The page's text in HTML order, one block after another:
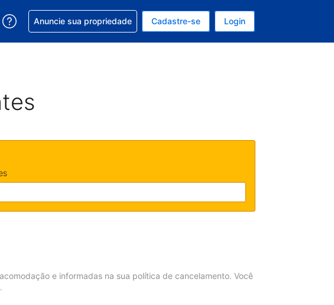
Atualmente, sua moeda é: Dólar americano
seu idioma. Atualmente, seu idioma é: Português (Brasil)
Receber ajuda com sua reserva
Anuncie sua propriedade Cadastre-se Login
e informadas na sua política de cancelamento. Você